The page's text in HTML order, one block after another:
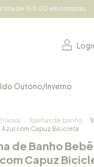
Frete grátis em
Outono/Inverno
Enxoval Toalhas de banho
Azul com Capuz Bicicleta
de Banho
Capuz